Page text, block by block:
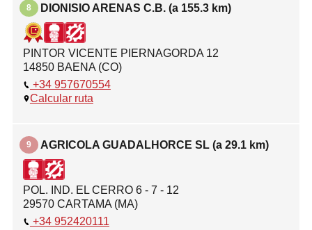
8 DIONISIO ARENAS C.B. (a 155.3 km)
PINTOR VICENTE PIERNAGORDA 12
14850 BAENA (CO)
+34 957670554
Calcular ruta
9 AGRICOLA GUADALHORCE SL (a 29.1 km)
POL. IND. EL CERRO 6 - 7 - 12
29570 CARTAMA (MA)
+34 952420111